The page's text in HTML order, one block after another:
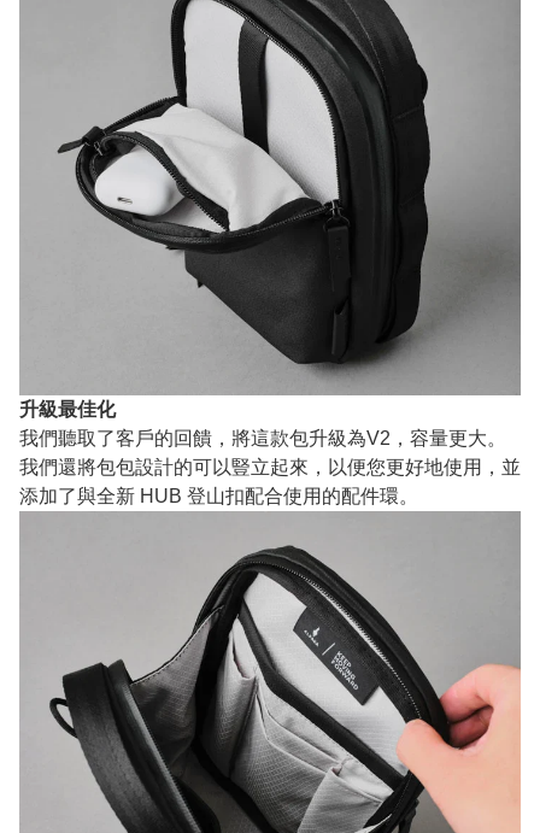
升級最佳化
我們聽取了客戶的回饋，將這款包升級為V2，容量更大。
我們還將包包設計的可以豎立起來，以便您更好地使用，並
添加了與全新 HUB 登山扣配合使用的配件環。